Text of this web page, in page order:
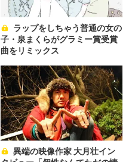
子・泉まくらがグラミー賞受賞
曲をリミックス